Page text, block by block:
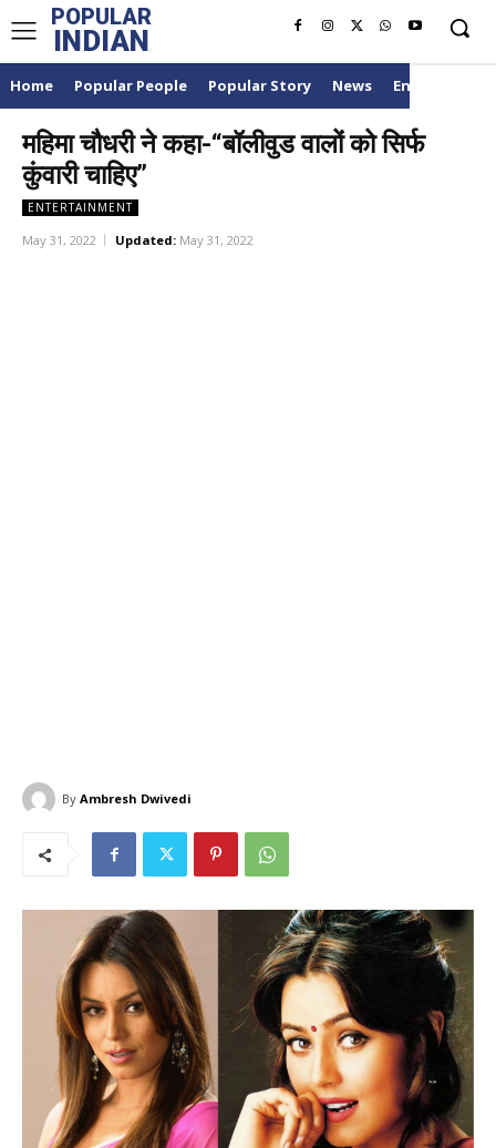
POPULAR
INDIAN
Home Popular People Popular Story News
महिमा चौधरी ने कहा-“बॉलीवुड वालों को सिर्फ
कुंवारी चाहिए”
ENTERTAINMENT
May 31, 2022 Updated: May 31, 2022
By Ambresh Dwivedi